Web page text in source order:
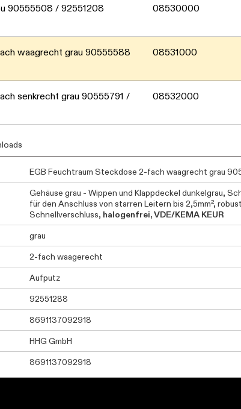
90555508 / 92551208 08530000Daten
waagrecht grau 90555588
08531000 Daten
senkrecht grau 90555791 /
08532000Daten
EGB Feuchtraum Steckdose 2-fach waagrecht grau
Gehäuse grau - Wippen und Klappdeckel dunkelgrau,
für den Anschluss von starren Leitern bis 2,5mm²,
Schnellverschluss, halogenfrei, VDE/KEMA KEUR
grau
2-fach waagerecht
Aufputz
92551288
8691137092918
HHG GmbH
8691137092918